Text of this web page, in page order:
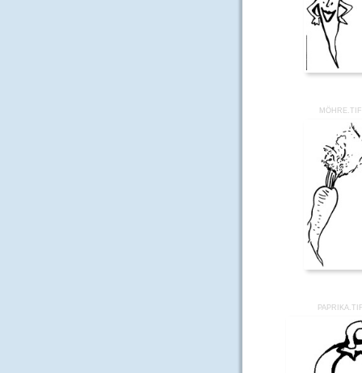
MÖHRE.TIF